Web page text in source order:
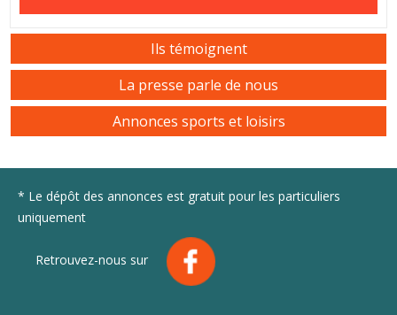
Ils témoignent
La presse parle de nous
Annonces sports et loisirs
* Le dépôt des annonces est gratuit pour les particuliers
uniquement
Retrouvez-nous sur